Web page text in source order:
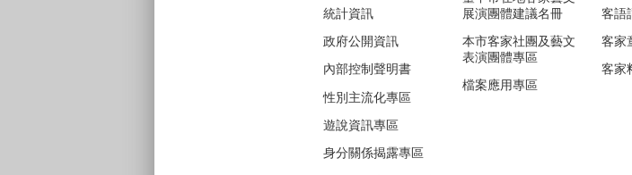
統計資訊
政府公開資訊
內部控制聲明書
性別主流化專區
遊說資訊專區
身分關係揭露專區
展演團體建議名冊
本市客家社團及藝文
表演團體專區
檔案應用專區
客語
客家
客家